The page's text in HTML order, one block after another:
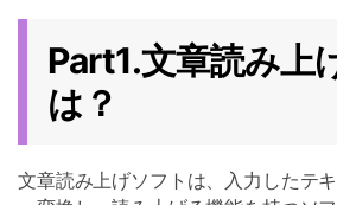
Part1.文章読み上
は？
文章読み上げソフトは、入力したテ